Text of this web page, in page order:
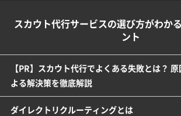
スカウト代行サービスの選び方がわか
ント
【PR】スカウト代行でよくある失敗とは？
よる解決策を徹底解説
ダイレクトリクルーティングとは